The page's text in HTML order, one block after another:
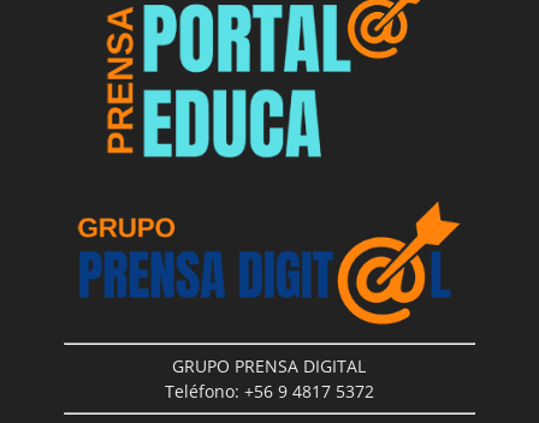
GRUPO PRENSA DIGITAL
Teléfono: +56 9 4817 5372